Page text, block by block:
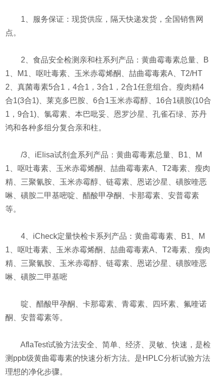
1、服务保证：现货供应，隔天快递发货，全国销售网
点。
2、食品安全检测亲和柱系列产品：黄曲霉毒素总量、B
1、M1、呕吐毒素、玉米赤霉烯酮、喆曲霉毒素A、T2/HT
2、真菌毒素5合1，4合1，3合1，2合1任意组合。瘦肉精4
合1(3合1)、莱克多巴胺、6合1玉米赤霉醇、16合1磺胺(10合
1，9合1)、氯霉素、本巴吡妥、恩罗沙星、孔雀石绿、苏丹
鸿和各种多组分复合亲和柱。
/3、iElisa试剂盒系列产品：黄曲霉毒素总量、B1、M
1、呕吐毒素、玉米赤霉烯酮、喆曲霉毒素A、T2毒素、瘦肉
精、三聚氰胺、玉米赤霉醇、链霉素、恩诺沙星、磺胺喹恶
啉、磺胺二甲基嘧啶、醋酸甲孕酮、卡那霉素、安普霉素
等。
4、iCheck定量快检卡系列产品：黄曲霉毒素、B1、M
1、呕吐毒素、玉米赤霉烯酮、喆曲霉毒素A、T2毒素、瘦肉
精、三聚氰胺、玉米赤霉醇、链霉素、恩诺沙星、磺胺喹恶
啉、磺胺二甲基嘧
啶、醋酸甲孕酮、卡那霉素、青霉素、四环素、氟喹诺
酮、安普霉素等。
AflaTest试验方法安全、简单、经济、灵敏、快速，是检
测ppb级黄曲霉毒素的快速分析方法。是HPLC分析试验方法
理想的净化步骤。